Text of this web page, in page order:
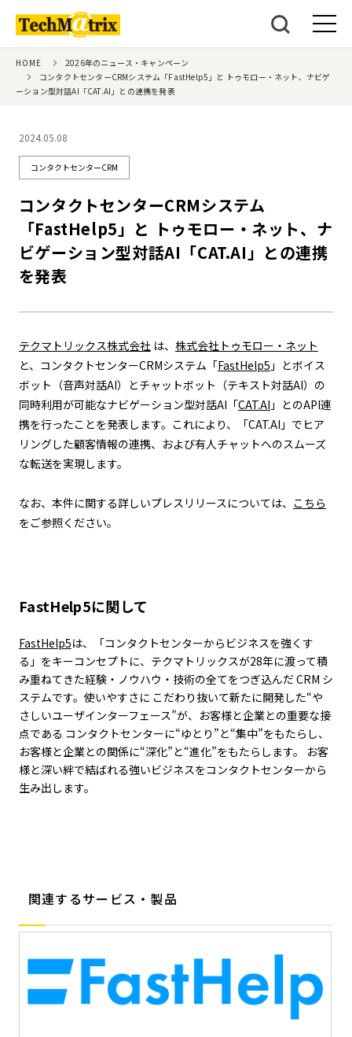
HOME
2026年のニュース・キャンペーン
コンタクトセンターCRMシステム「FastHelp5」と トゥモロー・ネット、ナビゲ
ーション型対話AI「CAT.AI」との連携を発表
2024.05.08
コンタクトセンターCRM
コンタクトセンターCRMシステム
「FastHelp5」と トゥモロー・ネット、ナ
ビゲーション型対話AI「CAT.AI」との連携
を発表
テクマトリックス株式会社は、 株式会社トゥモロー・ネット
と、コンタクトセンターCRMシステム「FastHelp5 」とボイス
ボット（音声対話AI）とチャットボット（テキスト対話AI）の
同時利用が可能なナビゲーション型対話AI「CAT.AI 」とのAPI連
携を行ったことを発表します。これにより、「CAT.AI」でヒア
リングした顧客情報の連携、および有人チャットへのスムーズ
な転送を実現します。
なお、本件に関する詳しいプレスリリースについては、 こちら
をご参照ください。
FastHelp5に関して
FastHelp5は、「コンタクトセンターからビジネスを強くす
る」をキーコンセプトに、テクマトリックスが28年に渡って積
み重ねてきた経験・ノウハウ・技術の全てをつぎ込んだ CRM シ
ステムです。使いやすさに こだわり抜いて新たに開発した“や
さしいユーザインターフェース”が、お客様と企業との重要な接
点である コンタクトセンターに“ゆとり”と“集中”をもたらし、
お客様と企業との関係に“深化”と“進化”をもたらします。 お客
様と深い絆で結ばれる強いビジネスをコンタクトセンターから
生み出します。
関連するサービス・製品